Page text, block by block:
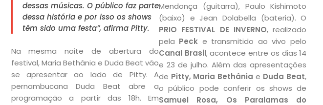
dessas músicas. O público faz parte
dessa história e por isso os shows
têm sido uma festa”, afirma Pitty.
Na mesma noite de abertura do
festival, Maria Bethânia e Duda Beat vão
se apresentar ao lado de Pitty. A
pernambucana Duda Beat abre a
programação a partir das 18h. Em
Mendonça (guitarra), Paulo Kishimoto
(baixo) e Jean Dolabella (bateria). O
PRIO FESTIVAL DE INVERNO, realizado
pela Peck e transmitido ao vivo pelo
Canal Brasil, acontece entre os dias 14
e 23 de julho. Além das apresentações
de Pitty, Maria Bethânia e Duda Beat,
o público pode conferir os shows de
Samuel Rosa, Os Paralamas do